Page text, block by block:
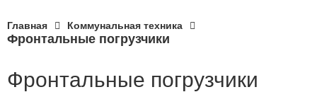
Главная Коммунальная техника
Фронтальные погрузчики
Фронтальные погрузчики